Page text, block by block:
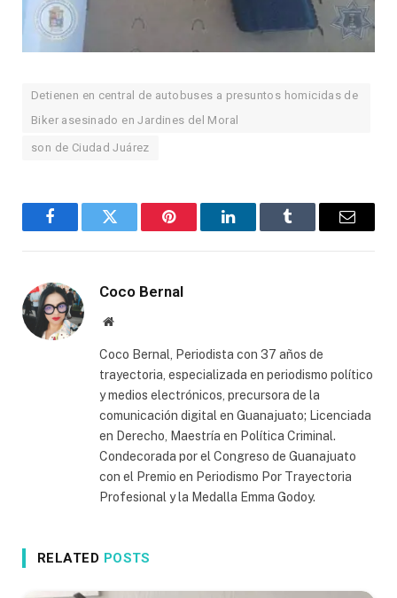
Detienen en central de autobuses a presuntos homicidas de
Biker asesinado en Jardines del Moral
son de Ciudad Juárez
FacebookTwitter Pinterest LinkedInTumblr Email
Coco Bernal
Website
Coco Bernal, Periodista con 37 años de
trayectoria, especializada en periodismo político
y medios electrónicos, precursora de la
comunicación digital en Guanajuato; Licenciada
en Derecho, Maestría en Política Criminal.
Condecorada por el Congreso de Guanajuato
con el Premio en Periodismo Por Trayectoria
Profesional y la Medalla Emma Godoy.
RELATED POSTS